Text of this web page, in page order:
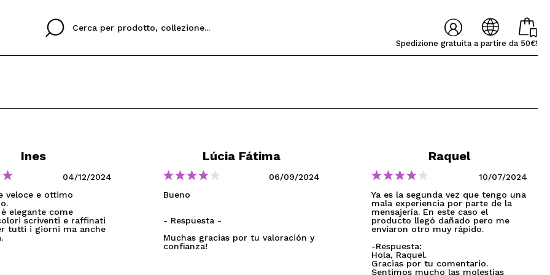
Spedizione gratuita a partire da 50€!
Non ho un account qui
VOGLIO REGISTRARMI
Creando un account su Maquibeauty.it potrai fare i tuoi acquisti
velocemente, controllare lo stato dei tuoi ordini e consultare le tue
operazioni precedenti.
LINGUA ITALIANO ESPAÑOL ENGLISH FRANCES ALEMAN PORTUGUESE
Ines
04/12/2024
veloce e ottimo
elegante come
scriventi e raffinati
tutti i giorni ma anche
Lúcia Fátima
06/09/2024
Bueno
- Respuesta -
Muchas gracias por tu valoración y
confianza!
Raquel
10/07/2024
Ya es la segunda vez que tengo una
mala experiencia por parte de la
mensajería. En este caso el
producto llegó dañado pero me
enviaron otro muy rápido.
-Respuesta:
Hola, Raquel.
Gracias por tu comentario.
Sentimos mucho las molestias
imballaggio. La palette è
Muchas gracias por tu
tengo una mala
En este caso el p...